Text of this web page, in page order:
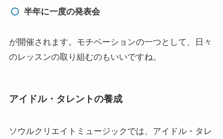
半年に一度の発表会
が開催されます。モチベーションの一つとして、日々
のレッスンの取り組むのもいいですね。
アイドル・タレントの養成
ソウルクリエイトミュージックでは、アイドル・タレ